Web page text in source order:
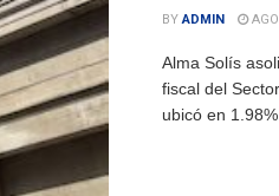
BY ADMIN
Alma Solís
fiscal del
ubicó en